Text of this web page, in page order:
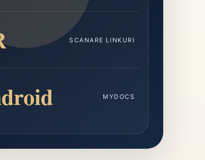
SCANARE LINKURI
MYDOCS